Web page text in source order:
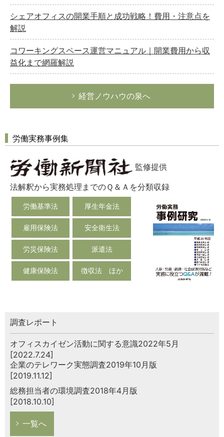
シェアオフィスの開業手順と成功戦略！費用・注意点を
解説
コワーキングスペース運営マニュアル｜開業費用から収
益化まで網羅解説
経営ノウハウの泉へ
労働実務事例集
監修提供
法解釈から実務処理までのＱ＆Ａを分類収録
労働基準法 厚生年金法
雇用保険法 安全衛生法
労災保険法 派遣法
健康保険法 徴収法 ほか
調査レポート
オフィスカイゼン活動に関する意識2022年5月
[2022.7.24]
企業のテレワーク実態調査2019年10月版
[2019.11.12]
総務担当者の環境調査2018年4月版
[2018.10.10]
一覧へ